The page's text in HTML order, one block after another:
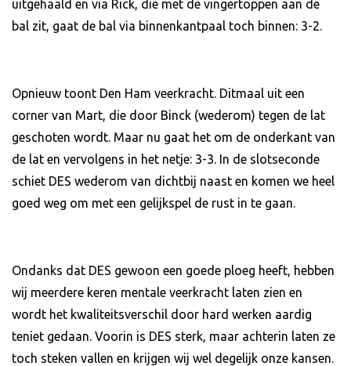
uitgehaald en via Rick, die met de vingertoppen aan de
bal zit, gaat de bal via binnenkantpaal toch binnen: 3-2.
Opnieuw toont Den Ham veerkracht. Ditmaal uit een
corner van Mart, die door Binck (wederom) tegen de lat
geschoten wordt. Maar nu gaat het om de onderkant van
de lat en vervolgens in het netje: 3-3. In de slotseconde
schiet DES wederom van dichtbij naast en komen we heel
goed weg om met een gelijkspel de rust in te gaan.
Ondanks dat DES gewoon een goede ploeg heeft, hebben
wij meerdere keren mentale veerkracht laten zien en
wordt het kwaliteitsverschil door hard werken aardig
teniet gedaan. Voorin is DES sterk, maar achterin laten ze
toch steken vallen en krijgen wij wel degelijk onze kansen.